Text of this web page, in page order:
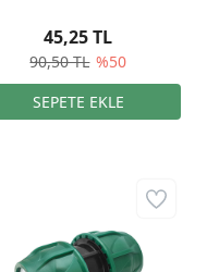
90,50 TL %50
45,25 TL